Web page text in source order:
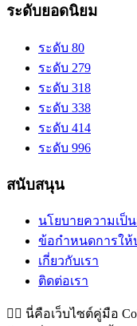
ระดับยอดนิยม
ระดับ 80
ระดับ 279
ระดับ 318
ระดับ 338
ระดับ 414
ระดับ 996
สนับสนุน
นโยบายความเป็
ข้อกำหนดการให้
เกี่ยวกับเรา
ติดต่อเรา
👉🏻 นี่คือเว็บไซต์คู่มือ